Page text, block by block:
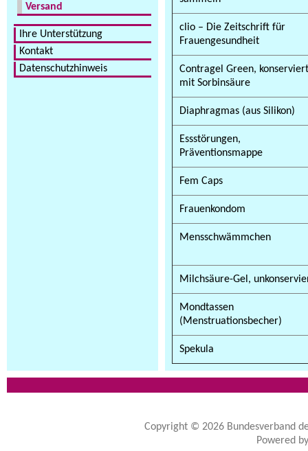
Versand
Ihre Unterstützung
Kontakt
Datenschutzhinweis
clio – Die Zeitschrift für
Frauengesundheit
Contragel Green, konserviert
mit Sorbinsäure
Diaphragmas (aus Silikon)
Essstörungen,
Präventionsmappe
Fem Caps
Frauenkondom
Mensschwämmchen
Milchsäure-Gel,
Mondtassen
(Menstruationsbecher)
Spekula
Copyright © 2026 Bundesverband
Powered